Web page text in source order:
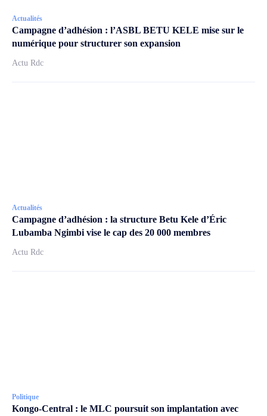
Actualités
Campagne d’adhésion : l’ASBL BETU KELE mise sur le
numérique pour structurer son expansion
Actu Rdc
Actualités
Campagne d’adhésion : la structure Betu Kele d’Éric
Lubamba Ngimbi vise le cap des 20 000 membres
Actu Rdc
Politique
Kongo-Central : le MLC poursuit son implantation avec